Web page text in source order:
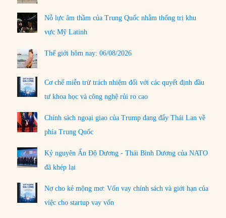
Nỗ lực âm thầm của Trung Quốc nhằm thống trị khu
vực Mỹ Latinh
Thế giới hôm nay: 06/08/2026
Cơ chế miễn trừ trách nhiệm đối với các quyết định đầu
tư khoa học và công nghệ rủi ro cao
Chính sách ngoại giao của Trump đang đẩy Thái Lan về
phía Trung Quốc
Kỷ nguyên Ấn Độ Dương - Thái Bình Dương của NATO
đã khép lại
Nợ cho kẻ mộng mơ: Vốn vay chính sách và giới hạn của
việc cho startup vay vốn